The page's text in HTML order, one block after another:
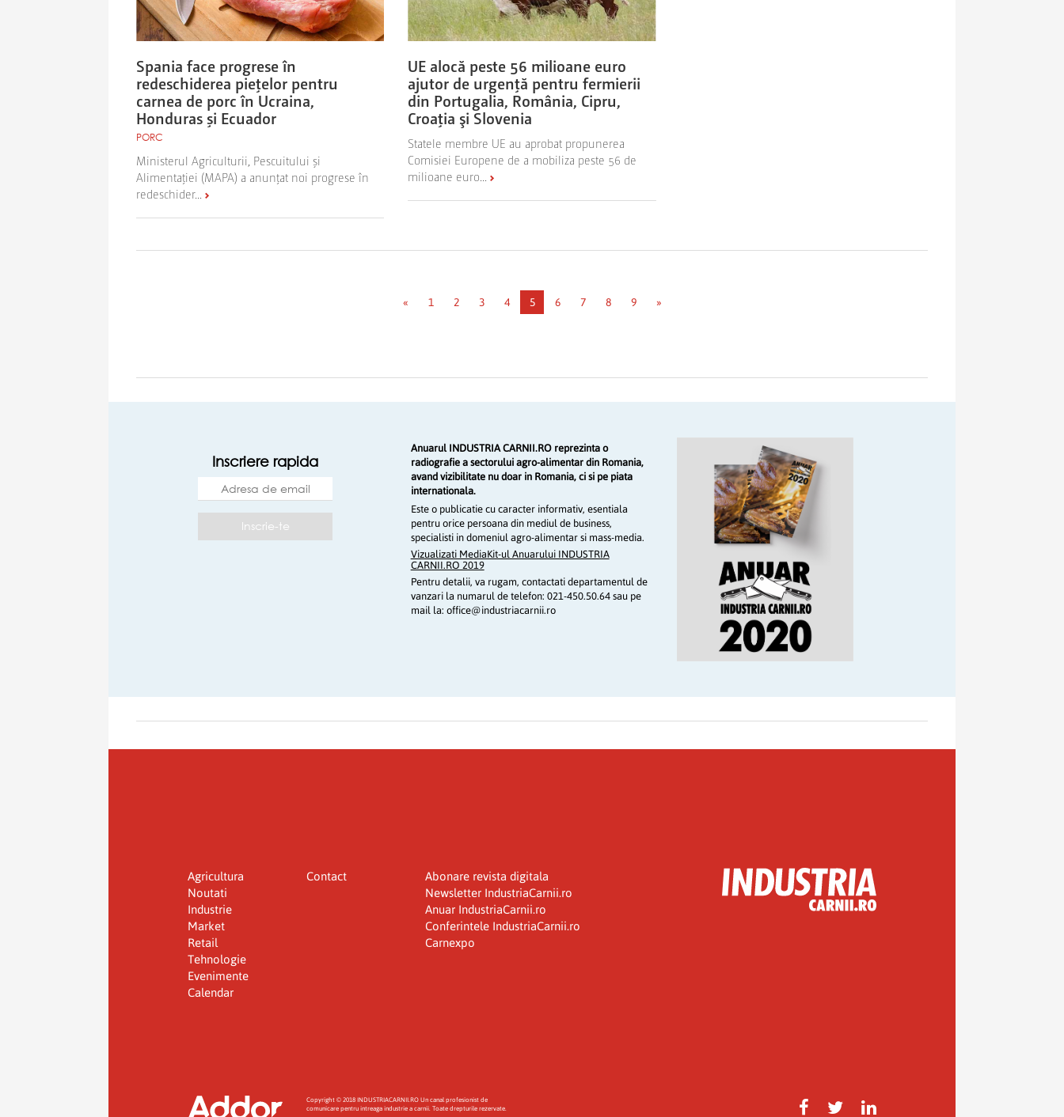
Spania face progrese în
redeschiderea piețelor pentru
carnea de porc în Ucraina,
Honduras și Ecuador
PORC
Ministerul Agriculturii, Pescuitului și
Alimentației (MAPA) a anunțat noi progrese în
redeschider...
UE alocă peste 56 milioane euro
ajutor de urgenţă pentru fermierii
din Portugalia, România, Cipru,
Croaţia şi Slovenia
Statele membre UE au aprobat propunerea
Comisiei Europene de a mobiliza peste 56 de
milioane euro...
« 1 2 3 4 5 6 7 8 9 »
Inscriere rapida
Anuarul INDUSTRIA CARNII.RO reprezinta o
radiografie a sectorului agro-alimentar din Romania,
avand vizibilitate nu doar in Romania, ci si pe piata
internationala.
Este o publicatie cu caracter informativ, esentiala
pentru orice persoana din mediul de business,
specialisti in domeniul agro-alimentar si mass-media.
Vizualizati MediaKit-ul Anuarului INDUSTRIA
CARNII.RO 2019
Pentru detalii, va rugam, contactati departamentul de
vanzari la numarul de telefon: 021-450.50.64 sau pe
mail la: office@industriacarnii.ro
Agricultura
Noutati
Industrie
Market
Retail
Tehnologie
Evenimente
Calendar
Contact
Abonare revista digitala
Newsletter IndustriaCarnii.ro
Anuar IndustriaCarnii.ro
Conferintele IndustriaCarnii.ro
Carnexpo
Copyright © 2018 INDUSTRIACARNII.RO Un canal profesionist de
comunicare pentru intreaga industrie a carnii. Toate drepturile rezervate.